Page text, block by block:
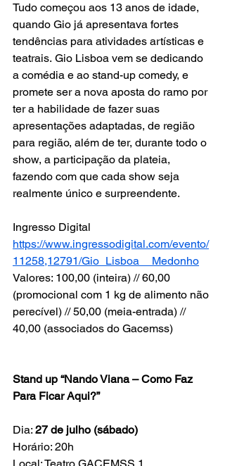
Tudo começou aos 13 anos de idade,
quando Gio já apresentava fortes
tendências para atividades artísticas e
teatrais. Gio Lisboa vem se dedicando
a comédia e ao stand-up comedy, e
promete ser a nova aposta do ramo por
ter a habilidade de fazer suas
apresentações adaptadas, de região
para região, além de ter, durante todo o
show, a participação da plateia,
fazendo com que cada show seja
realmente único e surpreendente.
Ingresso Digital
https://www.ingressodigital.com/evento/
11258,12791/Gio_Lisboa__Medonho
Valores: 100,00 (inteira) // 60,00
(promocional com 1 kg de alimento não
perecível) // 50,00 (meia-entrada) //
40,00 (associados do Gacemss)
Stand up “Nando Viana – Como Faz
Para Ficar Aqui?”
Dia: 27 de julho (sábado)
Horário: 20h